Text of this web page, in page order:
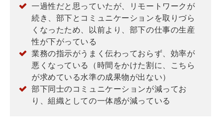
一過性だと思っていたが、リモートワークが
続き、部下とコミュニケーションを取りづら
くなったため、以前より、部下の仕事の生産
性が下がっている
業務の指示がうまく伝わっておらず、効率が
悪くなっている（時間をかけた割に、こちら
が求めている水準の成果物が出ない）
部下同士のコミュニケーションが減ってお
り、組織としての一体感が減っている